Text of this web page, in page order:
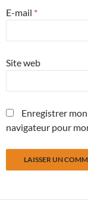
E-mail *
Site web
Enregistrer
navigateur pour